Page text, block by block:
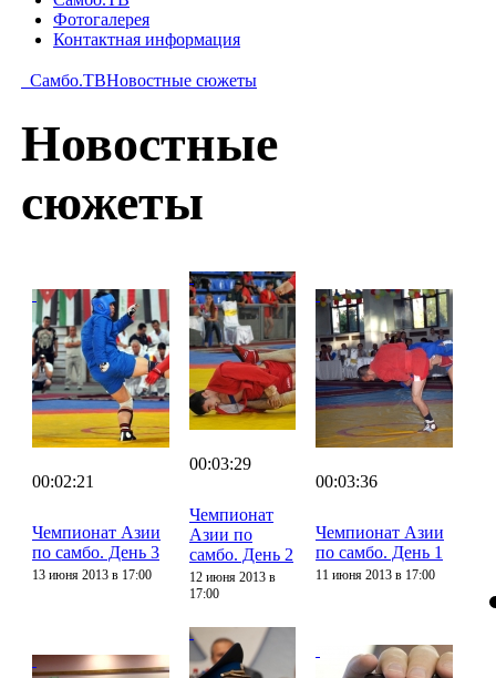
Фотогалерея
Контактная информация
Самбо.ТВНовостные сюжеты
Новостные
сюжеты
00:02:21
Чемпионат Азии
по самбо. День 3
13 июня 2013 в 17:00
00:03:29
Чемпионат
Азии по
самбо. День 2
12 июня 2013 в
17:00
00:03:36
Чемпионат Азии
по самбо. День 1
11 июня 2013 в 17:00